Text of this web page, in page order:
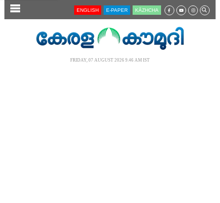
SECTIONS ENGLISH E-PAPER KĀZHCHA
FRIDAY, 07 AUGUST 2026 9.46 AM IST